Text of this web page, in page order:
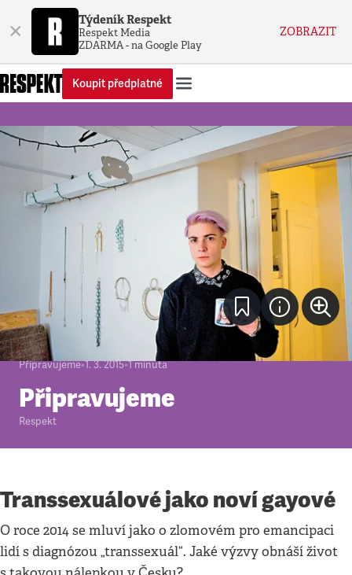
× Týdeník Respekt
Respekt Media
ZDARMA - na Google Play
ZOBRAZIT
Koupit předplatné
Připravujeme•1. 3. 2015•1minuta
Připravujeme
Respekt
Transsexuálové jako noví gayové
O roce 2014 se mluví jako o zlomovém pro emancipaci
lidí s diagnózou „transsexuál“. Jaké výzvy obnáší život